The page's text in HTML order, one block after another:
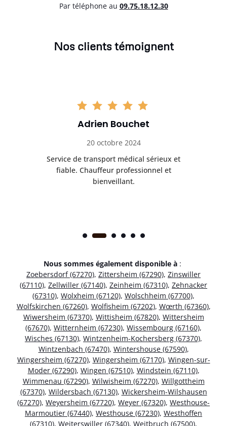
Par téléphone au 09.75.18.12.30
Nos clients témoignent
Adrien Bouchet
20 octobre 2024
Service de transport médical sérieux et
fiable. Chauffeur professionnel et
bienveillant.
Nous sommes également disponible à :
Zoebersdorf (67270), Zittersheim (67290), Zinswiller
(67110), Zellwiller (67140), Zeinheim (67310), Zehnacker
(67310), Wolxheim (67120), Wolschheim (67700),
Wolfskirchen (67260), Wolfisheim (67202), Wœrth (67360),
Wiwersheim (67370), Wittisheim (67820), Wittersheim
(67670), Witternheim (67230), Wissembourg (67160),
Wisches (67130), Wintzenheim-Kochersberg (67370),
Wintzenbach (67470), Wintershouse (67590),
Wingersheim (67270), Wingersheim (67170), Wingen-sur-
Moder (67290), Wingen (67510), Windstein (67110),
Wimmenau (67290), Wilwisheim (67270), Willgottheim
(67370), Wildersbach (67130), Wickersheim-Wilshausen
(67270), Weyersheim (67720), Weyer (67320), Westhouse-
Marmoutier (67440), Westhouse (67230), Westhoffen
(67310), Weiterswiller (67340), Weitbruch (67500),